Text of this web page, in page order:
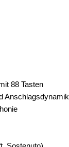
88 Tasten
Anschlagsdynamik